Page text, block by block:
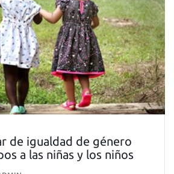
de igualdad de género
a las niñas y los niños